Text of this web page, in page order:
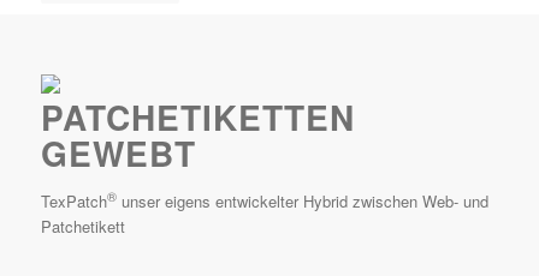
PATCHETIKETTEN
GEWEBT
TexPatch®unser eigens entwickelter Hybrid zwischen Web- und
Patchetikett